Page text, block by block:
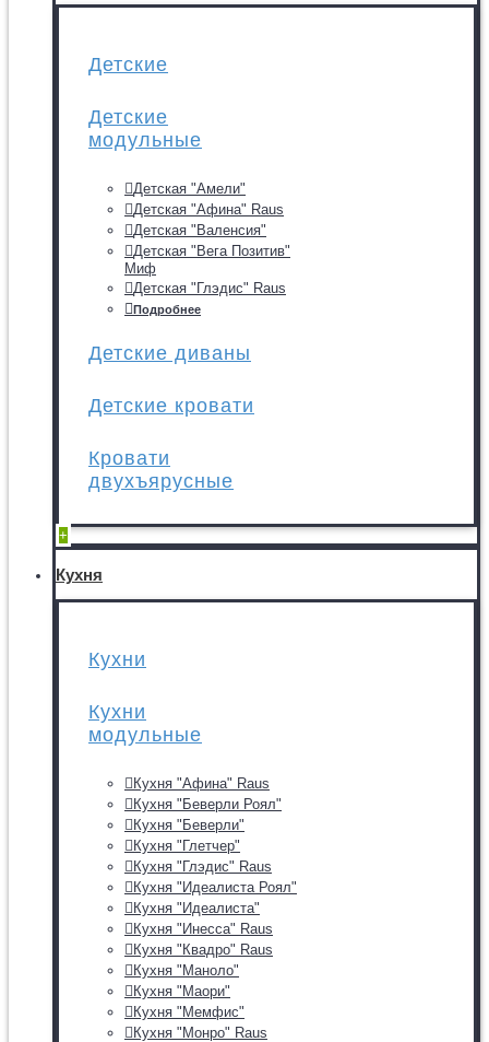
Детские
Детские
модульные
Детская "Амели"
Детская "Афина" Raus
Детская "Валенсия"
Детская "Вега Позитив"
Миф
Детская "Глэдис" Raus
Подробнее
Детские диваны
Детские кровати
Кровати
двухъярусные
+
Кухня
Кухни
Кухни
модульные
Кухня "Афина" Raus
Кухня "Беверли Роял"
Кухня "Беверли"
Кухня "Глетчер"
Кухня "Глэдис" Raus
Кухня "Идеалиста Роял"
Кухня "Идеалиста"
Кухня "Инесса" Raus
Кухня "Квадро" Raus
Кухня "Маноло"
Кухня "Маори"
Кухня "Мемфис"
Кухня "Монро" Raus